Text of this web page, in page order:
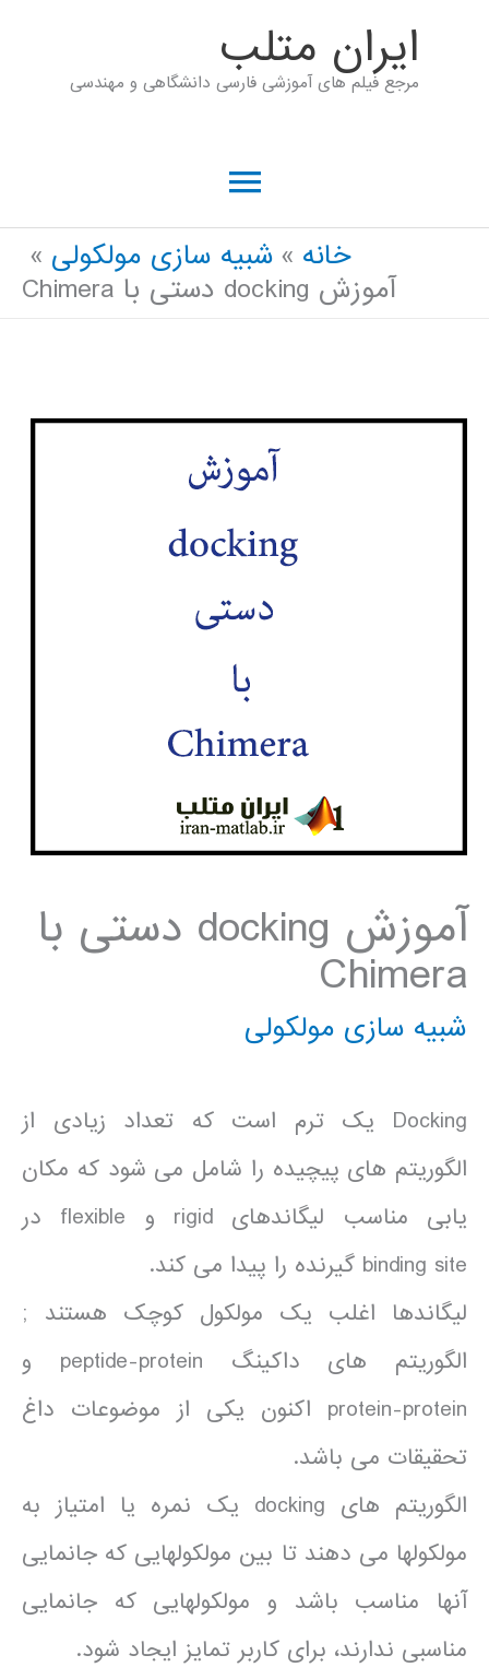
ايران متلب
مرجع فیلم های آموزشی فارسی دانشگاهی و مهندسی
فهرست
اصلی
خانه
شبیه سازی مولکولی
آموزش docking دستی با Chimera
آموزش docking دستی با
Chimera
شبیه سازی مولکولی
Docking یک ترم است که تعداد زیادی از
الگوریتم های پیچیده را شامل می شود که مکان
یابی مناسب لیگاندهای rigid و flexible در
binding site گیرنده را پیدا می کند.
لیگاندها اغلب یک مولکول کوچک هستند ;
الگوریتم های داکینگ peptide-protein و
protein-protein اکنون یکی از موضوعات داغ
تحقیقات می باشد.
الگوریتم های docking یک نمره یا امتیاز به
مولکولها می دهند تا بین مولکولهایی که جانمایی
آنها مناسب باشد و مولکولهایی که جانمایی
مناسبی ندارند، برای کاربر تمایز ایجاد شود.